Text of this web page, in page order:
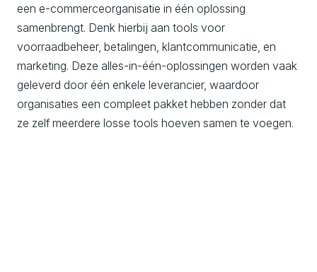
een e-commerceorganisatie in één oplossing
samenbrengt. Denk hierbij aan tools voor
voorraadbeheer, betalingen, klantcommunicatie, en
marketing. Deze alles-in-één-oplossingen worden vaak
geleverd door één enkele leverancier, waardoor
organisaties een compleet pakket hebben zonder dat
ze zelf meerdere losse tools hoeven samen te voegen.